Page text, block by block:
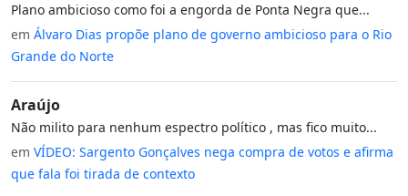
Plano ambicioso como foi a engorda de Ponta Negra que...
em Álvaro Dias propõe plano de governo ambicioso para o Rio
Grande do Norte
Araújo
Não milito para nenhum espectro político , mas fico muito...
em VÍDEO: Sargento Gonçalves nega compra de votos e afirma
que fala foi tirada de contexto